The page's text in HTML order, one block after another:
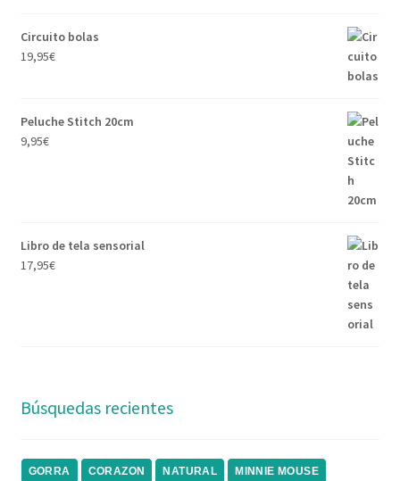
Circuito bolas
19,95€
Peluche Stitch 20cm
9,95€
Libro de tela sensorial
17,95€
Búsquedas recientes
GORRA CORAZON NATURAL MINNIE MOUSE